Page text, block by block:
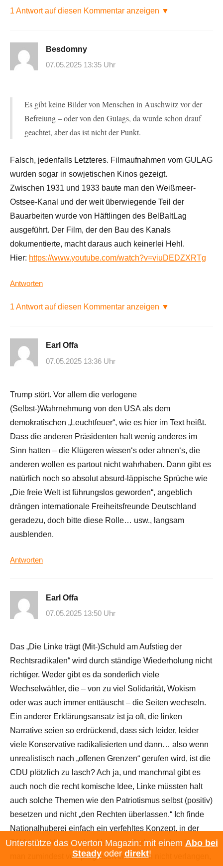
1 Antwort auf diesen Kommentar anzeigen ▼
Besdomny
07.05.2025 13:35 Uhr
Es gibt keine Bilder von Menschen in Auschwitz vor der
Befreiung – oder von den Gulags, da wurde schon drauf
geachtet, aber das ist nicht der Punkt.
Falsch, jedenfalls Letzteres. Filmaufnahmen vom GULAG
wurden sogar in sowjetischen Kinos gezeigt.
Zwischen 1931 und 1933 baute man den Weißmeer-
Ostsee-Kanal und der weit überwiegende Teil der
Bauarbeiten wurde von Häftlingen des BelBaltLag
ausgeführt. Der Film, der den Bau des Kanals
dokumentierte, macht daraus auch keinerlei Hehl.
Hier: https://www.youtube.com/watch?v=viuDEDZXRTg
Antworten
1 Antwort auf diesen Kommentar anzeigen ▼
Earl Offa
07.05.2025 13:36 Uhr
Trump stört. Vor allem die verlogene
(Selbst-)Wahrnehmung von den USA als dem
demokratischen „Leuchtfeuer“, wie es hier im Text heißt.
Dass die anderen Präsidenten halt wenig anderes im
Sinn hatten – die Klügeren wissen‘s oder ahnen‘s, die
anderen wollen es partout nicht wahrhaben. Dann gibt es
natürlich noch so absolut absurd-läppische Sprüche wie
„Die freie Welt ist führungslos geworden“, angeblich
drängen internationale Freiheitsfreunde Deutschland
geradezu, doch bitte diese Rolle… usw., langsam
ausblenden.
Antworten
Earl Offa
07.05.2025 13:50 Uhr
Das „Die Linke trägt (Mit-)Schuld am Aufstieg der
Rechtsradikalen“ wird durch ständige Wiederholung nicht
richtiger. Weder gibt es da sonderlich viele
Wechselwähler, die – von zu viel Solidarität, Wokism
oder was auch immer enttäuscht – die Seiten wechseln.
Ein anderer Erklärungsansatz ist ja oft, die linken
Narrative seien so erdrückend, dass sich leider, leider
viele Konservative radikalisierten und dann… also wenn
unrealistisch nach „offenen Grenzen“ gerufen wird, ist die
CDU plötzlich zu lasch? Ach ja, und manchmal gibt es
auch noch die recht komische Idee, Linke müssten halt
auch solche Themen wie den Patriotismus selbst (positiv)
besetzen und nicht „den Rechten überlassen.“ Ich finde
Nationalhuberei einfach ein verfehltes Konzept, in der
DNA ist wohl kaum eine Nation zu finden, zudem kann
man zumindest von progressiven Leuten nicht verlangen,
Unterstütze das Overton Magazin: mit einem Abo bei
Steadyoder direkt!